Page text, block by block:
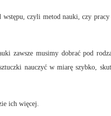
czyli metod nauki, czy
zawsze musimy dobrać pod
nauczyć w miarę szybko,
ich więcej.